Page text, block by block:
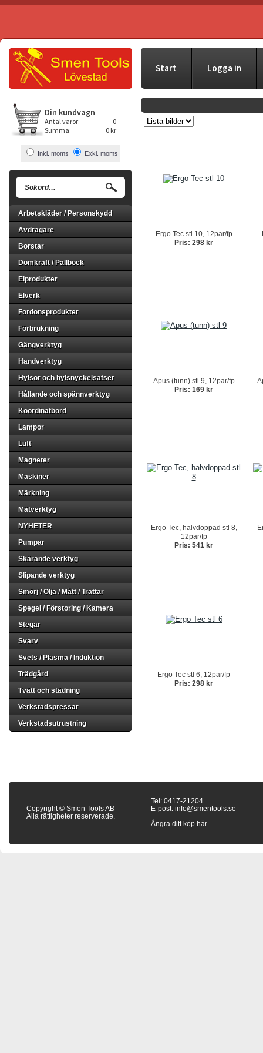
Start Logga in
Din kundvagn
Antal varor:
0
Summa:
0 kr
Inkl. moms Exkl. moms
Arbetskläder / Personskydd
Avdragare
Borstar
Domkraft / Pallbock
Elprodukter
Elverk
Fordonsprodukter
Förbrukning
Gängverktyg
Handverktyg
Hylsor och hylsnyckelsatser
Hållande och spännverktyg
Koordinatbord
Lampor
Luft
Magneter
Maskiner
Märkning
Mätverktyg
NYHETER
Pumpar
Skärande verktyg
Slipande verktyg
Smörj / Olja / Mått / Trattar
Spegel / Förstoring / Kamera
Stegar
Svarv
Svets / Plasma / Induktion
Trädgård
Tvätt och städning
Verkstadspressar
Verkstadsutrustning
Ergo Tec stl 10, 12par/fp
Pris: 298 kr
Apus (tunn) stl 9, 12par/fp
Pris: 169 kr
Ergo Tec, halvdoppad stl 8,
12par/fp
Pris: 541 kr
Ergo Tec stl 6, 12par/fp
Pris: 298 kr
Copyright © Smen Tools AB
Alla rättigheter reserverade.
Tel: 0417-21204
E-post: info@smentools.se
Ångra ditt köp här